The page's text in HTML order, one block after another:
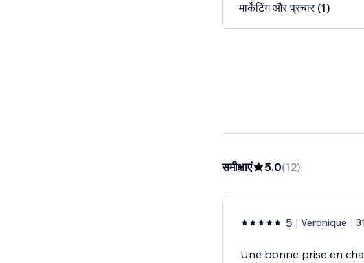
मार्केटिंग और प्रचार (1)
समीक्षाएं 5.0(12)
5 Veronique
Une bonne prise en